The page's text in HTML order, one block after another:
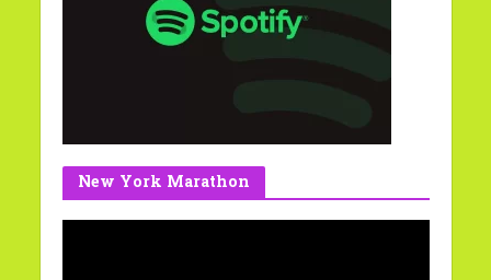
New York Marathon